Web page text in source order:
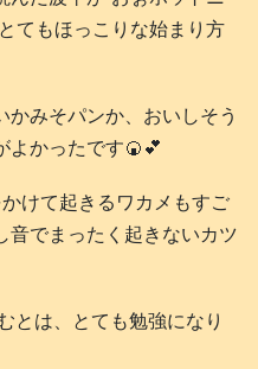
てもほっこりな始まり方
かみそパンか、おいしそう
よかったです🍘💕
けて起きるワカメもすご
音でまったく起きないカツ
とは、とても勉強になり